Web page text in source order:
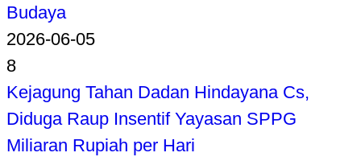
Budaya
2026-06-05
8
Kejagung Tahan Dadan Hindayana Cs,
Diduga Raup Insentif Yayasan SPPG
Miliaran Rupiah per Hari